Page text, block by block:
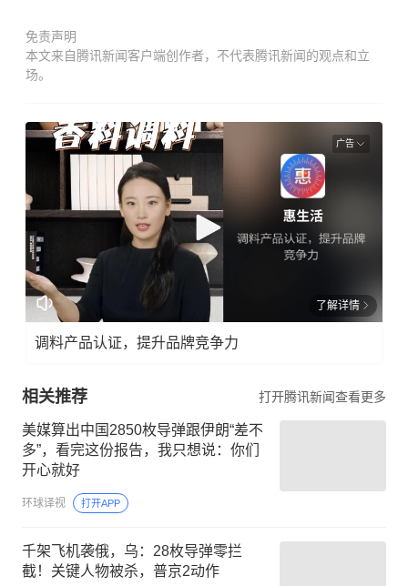
免责声明
本文来自腾讯新闻客户端创作者，不代表腾讯新闻的观点和立
场。
广告
了解详情
调料产品认证，提升品牌竞争力
相关推荐 打开腾讯新闻查看更多
美媒算出中国2850枚导弹跟伊朗“差不
多”，看完这份报告，我只想说：你们
开心就好
环球译视 打开APP
千架飞机袭俄，乌：28枚导弹零拦
截！关键人物被杀，普京2动作